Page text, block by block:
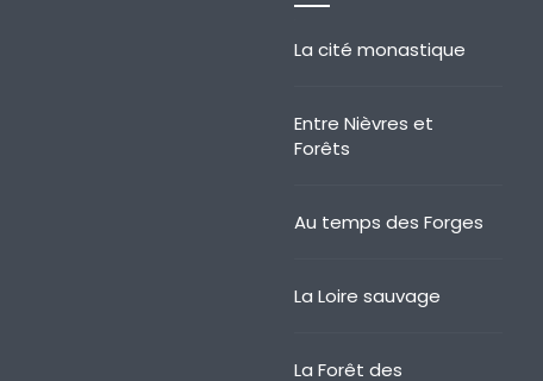
La cité monastique
Entre Nièvres et
Forêts
Au temps des Forges
La Loire sauvage
La Forêt des